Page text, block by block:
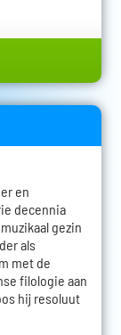
en
decennia
gezin
als
met de
filologie aan
hij resoluut